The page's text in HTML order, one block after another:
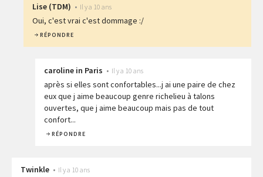
Lise (TDM) • Il y a 10 ans
Oui, c'est vrai c'est dommage :/
RÉPONDRE
caroline in Paris • Il y a 10 ans
après si elles sont confortables...j ai une paire de chez
eux que j aime beaucoup genre richelieu à talons
ouvertes, que j aime beaucoup mais pas de tout
confort...
RÉPONDRE
Twinkle • Il y a 10 ans